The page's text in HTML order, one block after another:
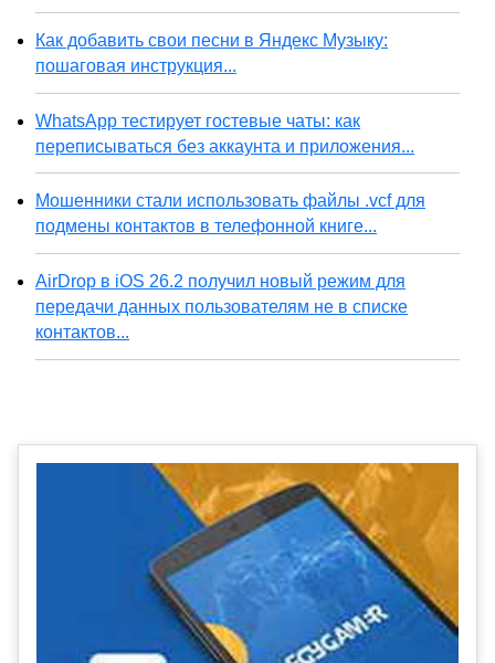
Как добавить свои песни в Яндекс Музыку:
пошаговая инструкция...
WhatsApp тестирует гостевые чаты: как
переписываться без аккаунта и приложения...
Мошенники стали использовать файлы .vcf для
подмены контактов в телефонной книге...
AirDrop в iOS 26.2 получил новый режим для
передачи данных пользователям не в списке
контактов...